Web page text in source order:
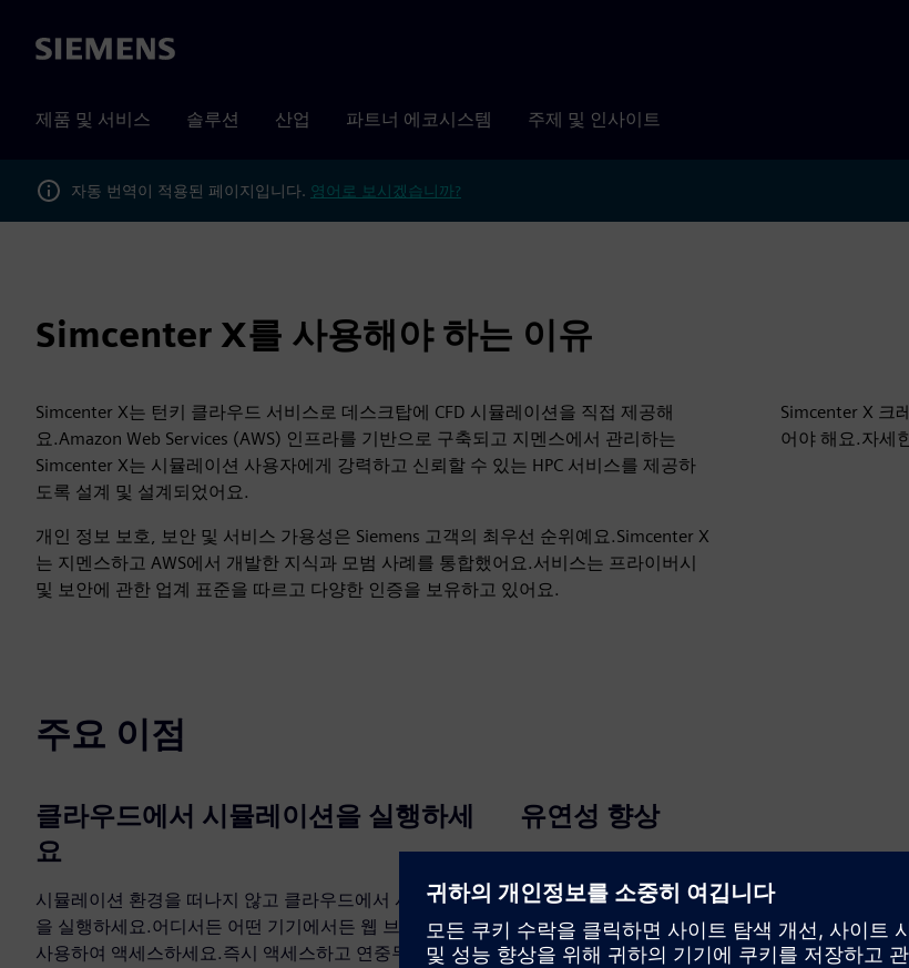
Siemens
제품 및 서비스 솔루션 산업 파트너 에코시스템 주제 및 인사이트
자동 번역이 적용된 페이지입니다. 영어로 보시겠습니까?
Simcenter X를 사용해야 하는 이유
Simcenter X는 턴키 클라우드 서비스로 데스크탑에 CFD 시뮬레이션을 직접 제공해
요.Amazon Web Services (AWS) 인프라를 기반으로 구축되고 지멘스에서 관리하는
Simcenter X는 시뮬레이션 사용자에게 강력하고 신뢰할 수 있는 HPC 서비스를 제공하
도록 설계 및 설계되었어요.
개인 정보 보호, 보안 및 서비스 가용성은 Siemens 고객의 최우선 순위예요.Simcenter X
는 지멘스하고 AWS에서 개발한 지식과 모범 사례를 통합했어요.서비스는 프라이버시
및 보안에 관한 업계 표준을 따르고 다양한 인증을 보유하고 있어요.
Simcenter X 크
어야 해요.자세
주요 이점
클라우드에서 시뮬레이션을 실행하세
요
시뮬레이션 환경을 떠나지 않고 클라우드에서 시뮬레이션
을 실행하세요.어디서든 어떤 기기에서든 웹 브라우저를
사용하여 액세스하세요.즉시 액세스하고 연중무휴 가용성
유연성 향상
X를 사용하거나 바쁜 시간에 추가 리소스에 쉽게
할 수 있어요.하드웨어와 HPC를 운영 비용
이고 워크로드가 다양할 때 민첩성을 높이세요.